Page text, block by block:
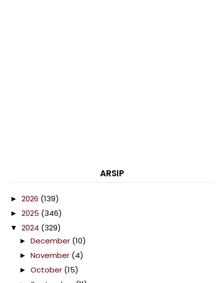
ARSIP
► 2026 (139)
► 2025 (346)
▼ 2024 (329)
► December (10)
► November (4)
► October (15)